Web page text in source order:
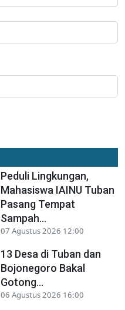
Peduli Lingkungan,
Mahasiswa IAINU Tuban
Pasang Tempat
Sampah...
07 Agustus 2026 12:00
13 Desa di Tuban dan
Bojonegoro Bakal
Gotong...
06 Agustus 2026 16:00